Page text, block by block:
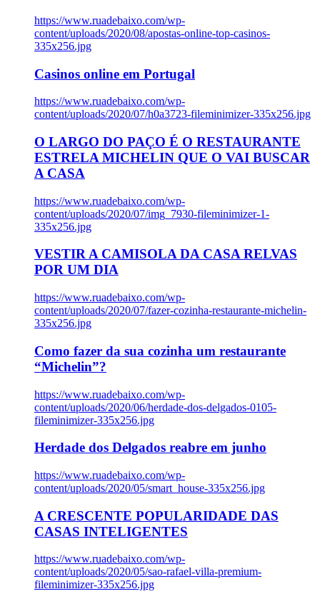
https://www.ruadebaixo.com/wp-
content/uploads/2020/08/apostas-online-top-casinos-
335x256.jpg
Casinos online em Portugal
https://www.ruadebaixo.com/wp-
content/uploads/2020/07/h0a3723-fileminimizer-335x256.jpg
O LARGO DO PAÇO É O RESTAURANTE
ESTRELA MICHELIN QUE O VAI BUSCAR
A CASA
https://www.ruadebaixo.com/wp-
content/uploads/2020/07/img_7930-fileminimizer-1-
335x256.jpg
VESTIR A CAMISOLA DA CASA RELVAS
POR UM DIA
https://www.ruadebaixo.com/wp-
content/uploads/2020/07/fazer-cozinha-restaurante-michelin-
335x256.jpg
Como fazer da sua cozinha um restaurante
“Michelin”?
https://www.ruadebaixo.com/wp-
content/uploads/2020/06/herdade-dos-delgados-0105-
fileminimizer-335x256.jpg
Herdade dos Delgados reabre em junho
https://www.ruadebaixo.com/wp-
content/uploads/2020/05/smart_house-335x256.jpg
A CRESCENTE POPULARIDADE DAS
CASAS INTELIGENTES
https://www.ruadebaixo.com/wp-
content/uploads/2020/05/sao-rafael-villa-premium-
fileminimizer-335x256.jpg